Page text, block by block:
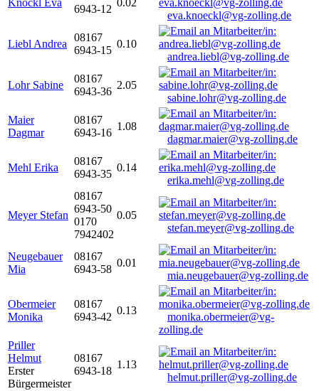
Knöckl Eva
6943-12
0.02
eva.knoeckl@vg-zolling.de
Liebl Andrea
08167
6943-15
0.10
andrea.liebl@vg-zolling.de
Lohr Sabine
08167
6943-36
2.05
sabine.lohr@vg-zolling.de
Maier
Dagmar
08167
6943-16
1.08
dagmar.maier@vg-zolling.de
Mehl Erika
08167
6943-35
0.14
erika.mehl@vg-zolling.de
Meyer Stefan
08167
6943-50
0170
7942402
0.05
stefan.meyer@vg-zolling.de
Neugebauer
Mia
08167
6943-58
0.01
mia.neugebauer@vg-zolling.de
Obermeier
Monika
08167
6943-42
0.13
monika.obermeier@vg-
zolling.de
Priller
Helmut
Erster
Bürgermeister
08167
6943-18
1.13
helmut.priller@vg-zolling.de